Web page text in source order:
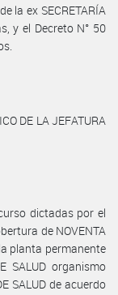
la ex SECRETARÍA
y el Decreto N° 50
DE LA JEFATURA
dictadas por el
de NOVENTA
planta permanente
SALUD organismo
SALUD de acuerdo